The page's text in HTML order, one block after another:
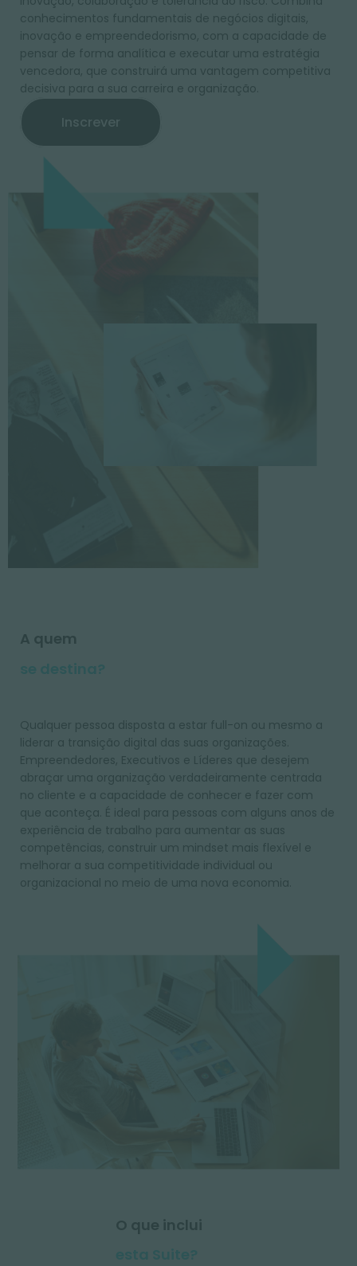
conhecimentos fundamentais de negócios digitais,
inovação e empreendedorismo, com a capacidade de
pensar de forma analítica e executar uma estratégia
vencedora, que construirá uma vantagem competitiva
decisiva para a sua carreira e organização.
Inscrever
A quem
se destina?
Qualquer pessoa disposta a estar full-on ou mesmo a
liderar a transição digital das suas organizações.
Empreendedores, Executivos e Líderes que desejem
abraçar uma organização verdadeiramente centrada
no cliente e a capacidade de conhecer e fazer com
que aconteça. É ideal para pessoas com alguns anos de
experiência de trabalho para aumentar as suas
competências, construir um mindset mais flexível e
melhorar a sua competitividade individual ou
organizacional no meio de uma nova economia.
O que inclui
esta Suite?